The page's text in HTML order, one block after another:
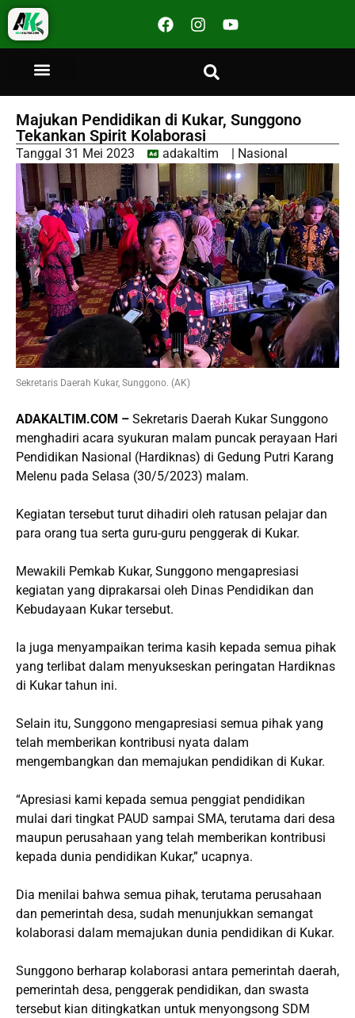
Majukan Pendidikan di Kukar, Sunggono
Tekankan Spirit Kolaborasi
Tanggal 31 Mei 2023 adakaltim Nasional
Sekretaris Daerah Kukar, Sunggono. (AK)
ADAKALTIM.COM – Sekretaris Daerah Kukar Sunggono
menghadiri acara syukuran malam puncak perayaan Hari
Pendidikan Nasional (Hardiknas) di Gedung Putri Karang
Melenu pada Selasa (30/5/2023) malam.
Kegiatan tersebut turut dihadiri oleh ratusan pelajar dan
para orang tua serta guru-guru penggerak di Kukar.
Mewakili Pemkab Kukar, Sunggono mengapresiasi
kegiatan yang diprakarsai oleh Dinas Pendidikan dan
Kebudayaan Kukar tersebut.
Ia juga menyampaikan terima kasih kepada semua pihak
yang terlibat dalam menyukseskan peringatan Hardiknas
di Kukar tahun ini.
Selain itu, Sunggono mengapresiasi semua pihak yang
telah memberikan kontribusi nyata dalam
mengembangkan dan memajukan pendidikan di Kukar.
“Apresiasi kami kepada semua penggiat pendidikan
mulai dari tingkat PAUD sampai SMA, terutama dari desa
maupun perusahaan yang telah memberikan kontribusi
kepada dunia pendidikan Kukar,” ucapnya.
Dia menilai bahwa semua pihak, terutama perusahaan
dan pemerintah desa, sudah menunjukkan semangat
kolaborasi dalam memajukan dunia pendidikan di Kukar.
Sunggono berharap kolaborasi antara pemerintah daerah,
pemerintah desa, penggerak pendidikan, dan swasta
tersebut kian ditingkatkan untuk menyongsong SDM